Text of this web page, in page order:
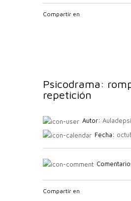
Compartir en
Psicodrama:
repetición
Autor:
Fecha:
Compartir en